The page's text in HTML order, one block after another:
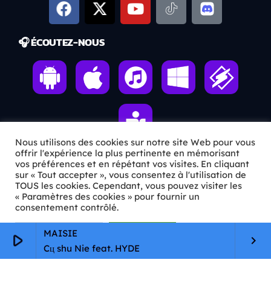
play_arrow
MAISIE
Cц shu Nie feat. HYDE
keyboard_arrow_right
🎧 ÉCOUTEZ-NOUS
ℹ️ INFOS PRATIQUES
✉️Contact
🦊Qui sommes-nous ?
📄
Mentions légales
Nous utilisons des cookies sur notre site Web pour vous
offrir l'expérience la plus pertinente en mémorisant
vos préférences et en répétant vos visites. En cliquant
sur « Tout accepter », vous consentez à l'utilisation de
TOUS les cookies. Cependant, vous pouvez visiter les
« Paramètres des cookies » pour fournir un
consentement contrôlé.
Paramètres Cookie